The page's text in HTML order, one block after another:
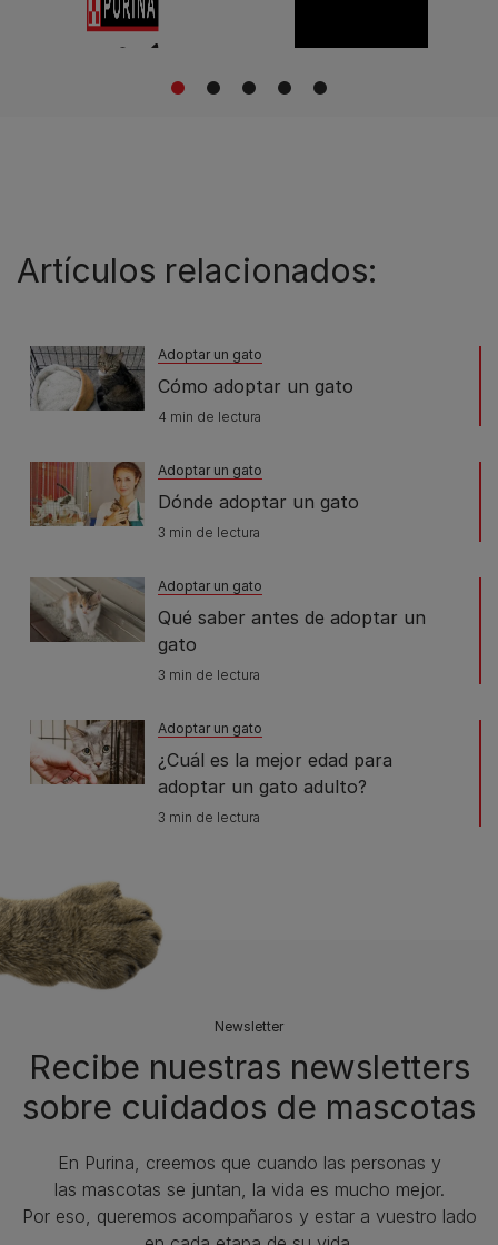
1 2 3 4 5
Artículos relacionados:
Adoptar un gato
Cómo adoptar un gato
4 min de lectura
Adoptar un gato
Dónde adoptar un gato
3 min de lectura
Adoptar un gato
Qué saber antes de adoptar un
gato
3 min de lectura
Adoptar un gato
¿Cuál es la mejor edad para
adoptar un gato adulto?
3 min de lectura
Newsletter
Recibe nuestras newsletters
sobre cuidados de mascotas​
En Purina, creemos que cuando las personas y
las mascotas se juntan, la vida es mucho mejor.
Por eso, queremos acompañaros y estar a vuestro lado